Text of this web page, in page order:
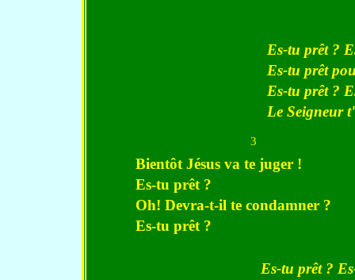
Es-tu prêt ?
Es-tu prêt
Es-tu prêt ?
Le Seigneur
3
Bientôt Jésus va te juger !
Es-tu prêt ?
Oh! Devra-t-il te condamner ?
Es-tu prêt ?
Es-tu prêt ?